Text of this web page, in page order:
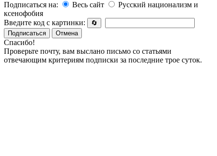
Подписаться на:
Весь сайт
Русский национализм и
ксенофобия
Введите код с картинки:
🔄
Подписаться
Отмена
Спасибо!
Проверьте почту, вам выслано письмо со статьями
отвечающим критериям подписки за последние трое суток.